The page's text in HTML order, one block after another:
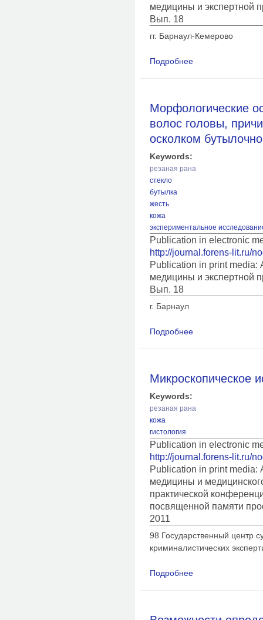
медицины и экспертной
Вып. 18
гг. Барнаул-Кемерово
Подробнее
Морфологические
волос головы,
осколком
Keywords:
резаная рана
стекло
бутылка
жесть
кожа
экспериментальное
Publication in electronic
http://journal.forens-lit.ru/
Publication in print media:
медицины и экспертной
Вып. 18
г. Барнаул
Подробнее
Микроскопическое
Keywords:
резаная рана
кожа
гистология
Publication in electronic
http://journal.forens-lit.ru/
Publication in print media:
медицины и
практической
посвященной памяти
2011
98 Государственный центр
криминалистических
Подробнее